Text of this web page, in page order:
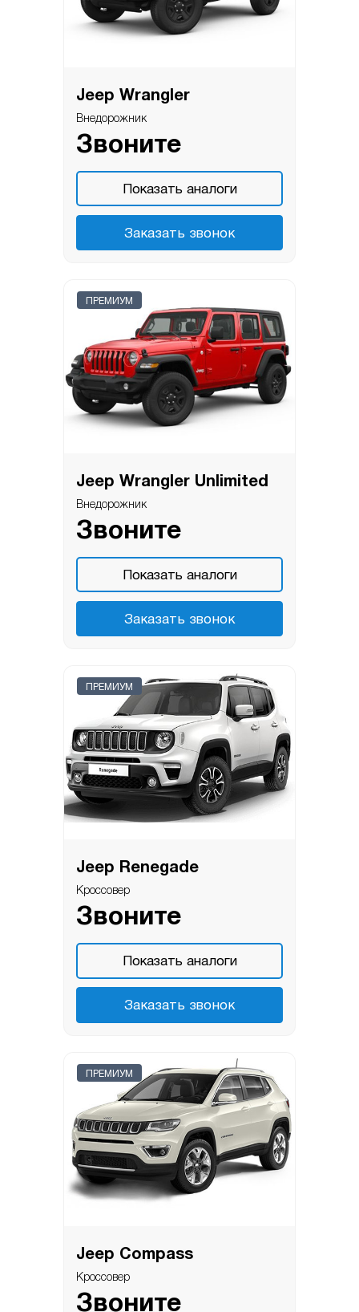
Jeep Wrangler
Внедорожник
Звоните
Показать аналоги
Заказать звонок
ПРЕМИУМ
Jeep Wrangler Unlimited
Внедорожник
Звоните
Показать аналоги
Заказать звонок
ПРЕМИУМ
Jeep Renegade
Кроссовер
Звоните
Показать аналоги
Заказать звонок
ПРЕМИУМ
Jeep Compass
Кроссовер
Звоните